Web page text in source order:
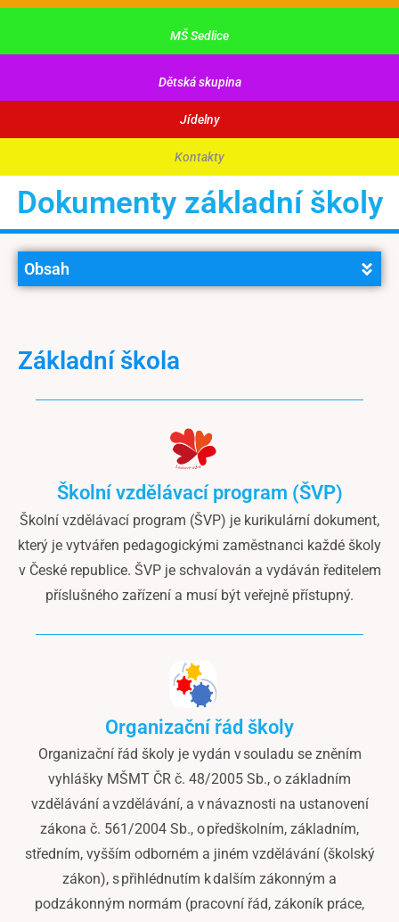
MŠ Sedlice
Dětská skupina
Jídelny
Kontakty
Dokumenty základní školy
Obsah
Základní škola
Školní vzdělávací program (ŠVP)
Školní vzdělávací program (ŠVP) je kurikulární dokument,
který je vytvářen pedagogickými zaměstnanci každé školy
v České republice. ŠVP je schvalován a vydáván ředitelem
příslušného zařízení a musí být veřejně přístupný.
Organizační řád školy
Organizační řád školy je vydán v souladu se zněním
vyhlášky MŠMT ČR č. 48/2005 Sb., o základním
vzdělávání a vzdělávání, a v návaznosti na ustanovení
zákona č. 561/2004 Sb., o předškolním, základním,
středním, vyšším odborném a jiném vzdělávání (školský
zákon), s přihlédnutím k dalším zákonným a
podzákonným normám (pracovní řád, zákoník práce,